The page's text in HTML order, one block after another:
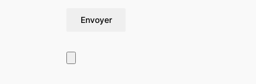
Envoyer